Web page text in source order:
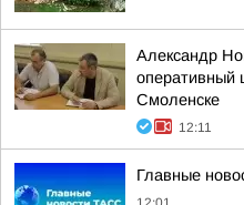
Александр
оперативный
Смоленске
12:11
Главные